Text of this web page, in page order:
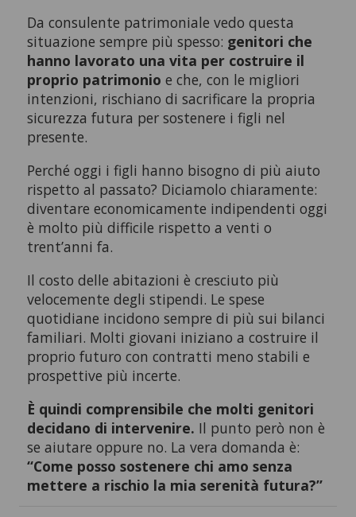
Da consulente patrimoniale vedo questa
situazione sempre più spesso: genitori che
hanno lavorato una vita per costruire il
proprio patrimonio e che, con le migliori
intenzioni, rischiano di sacrificare la propria
sicurezza futura per sostenere i figli nel
presente.
Perché oggi i figli hanno bisogno di più aiuto
rispetto al passato? Diciamolo chiaramente:
diventare economicamente indipendenti oggi
è molto più difficile rispetto a venti o
trent’anni fa.
Il costo delle abitazioni è cresciuto più
velocemente degli stipendi. Le spese
quotidiane incidono sempre di più sui bilanci
familiari. Molti giovani iniziano a costruire il
proprio futuro con contratti meno stabili e
prospettive più incerte.
È quindi comprensibile che molti genitori
decidano di intervenire. Il punto però non è
se aiutare oppure no. La vera domanda è:
“Come posso sostenere chi amo senza
mettere a rischio la mia serenità futura?”